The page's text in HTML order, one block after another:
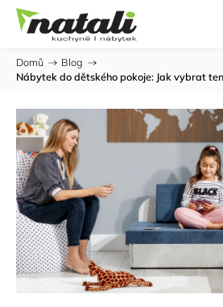
Domů / Blog /
Nábytek do dětského pokoje: Jak vybrat